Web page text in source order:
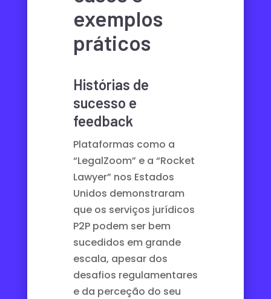
exemplos
práticos
Histórias de
sucesso e
feedback
Plataformas como a
“LegalZoom” e a “Rocket
Lawyer” nos Estados
Unidos demonstraram
que os serviços jurídicos
P2P podem ser bem
sucedidos em grande
escala, apesar dos
desafios regulamentares
e da perceção do seu